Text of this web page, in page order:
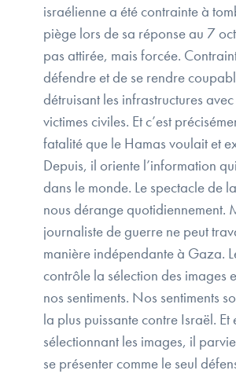
israélienne a été contrainte à
piège lors de sa réponse au 7
pas attirée, mais forcée.
défendre et de se rendre
détruisant les infrastructures avec
victimes civiles. Et c’est
fatalité que le Hamas voulait et
Depuis, il oriente l’information
dans le monde. Le spectacle de
nous dérange quotidiennement.
journaliste de guerre ne peut
manière indépendante à Gaza.
contrôle la sélection des images
nos sentiments. Nos sentiments
la plus puissante contre Israël. Et
sélectionnant les images, il
se présenter comme le seul